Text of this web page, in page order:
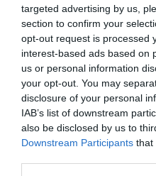
targeted advertising by us,
section to confirm your
opt-out request is processed
interest-based ads based on
us or personal information
your opt-out. You may
disclosure of your personal
IAB’s list of downstream
also be disclosed by us to
Downstream Participants that
Il club piemontese è vicino a
1997 del Lumezzane